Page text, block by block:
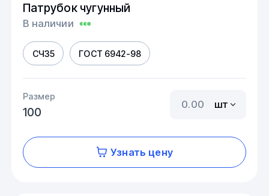
Патрубок чугунный
В наличии
СЧ35 ГОСТ 6942-98
Размер
100
шт
Узнать цену